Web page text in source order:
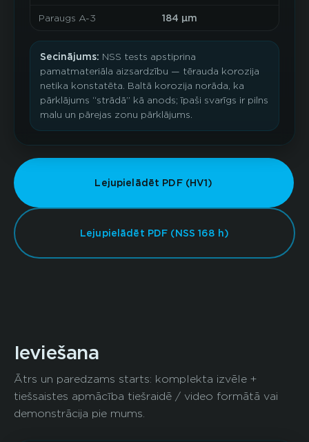
Paraugs A-3 184 µm
Secinājums: NSS tests apstiprina
pamatmateriāla aizsardzību — tērauda korozija
netika konstatēta. Baltā korozija norāda, ka
pārklājums “strādā” kā anods; īpaši svarīgs ir pilns
malu un pārejas zonu pārklājums.
Lejupielādēt PDF (HV1)
Lejupielādēt PDF (NSS 168 h)
Ieviešana
Ātrs un paredzams starts: komplekta izvēle +
tiešsaistes apmācība tiešraidē / video formātā vai
demonstrācija pie mums.